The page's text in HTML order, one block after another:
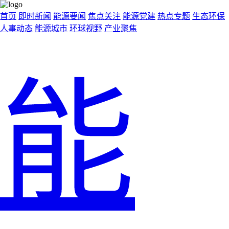
首页 即时新闻 能源要闻 焦点关注 能源党建 热点专题 生态环保
人事动态 能源城市 环球视野 产业聚焦
能